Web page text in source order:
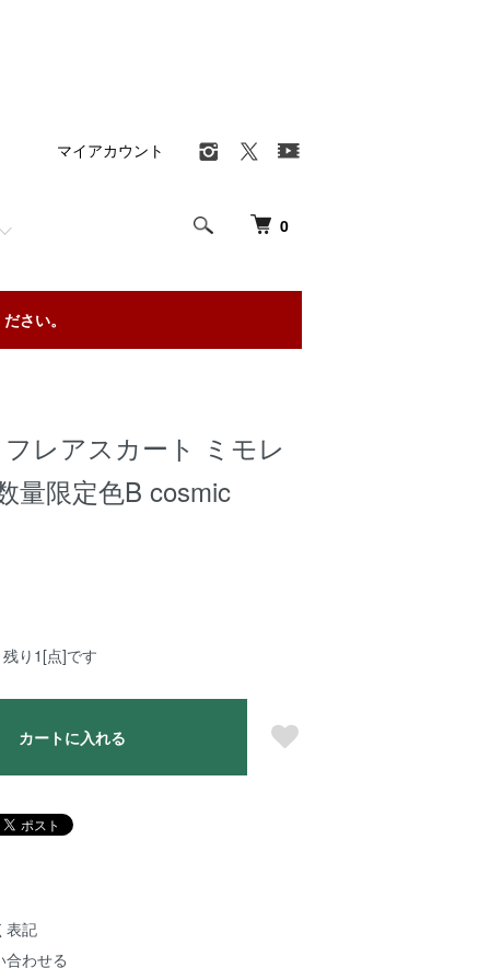
0
マイアカウント
さい。
レアスカート ミモレ
量限定色B cosmic
り1[点]です
カートに入れる
表記
合わせる